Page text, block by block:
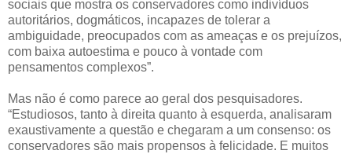
sociais que mostra os conservadores como indivíduos
autoritários, dogmáticos, incapazes de tolerar a
ambiguidade, preocupados com as ameaças e os prejuízos,
com baixa autoestima e pouco à vontade com
pensamentos complexos”.
Mas não é como parece ao geral dos pesquisadores.
“Estudiosos, tanto à direita quanto à esquerda, analisaram
exaustivamente a questão e chegaram a um consenso: os
conservadores são mais propensos à felicidade. E muitos